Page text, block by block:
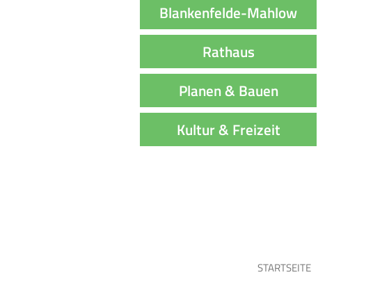
Blankenfelde-Mahlow
Rathaus
Planen & Bauen
Kultur & Freizeit